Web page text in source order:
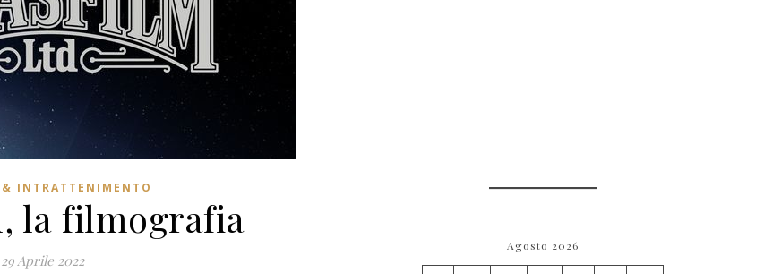
& INTRATTENIMENTO
la filmografia
29 Aprile 2022
Agosto 2026